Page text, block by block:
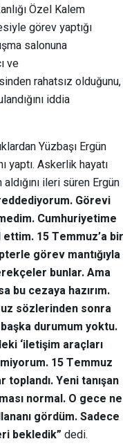
Özel Kalem
görev yaptığı
salonuna
ve
rahatsız olduğunu,
iddia
Yüzbaşı Ergün
yaptı. Askerlik hayatı
ileri süren Ergün
Görevi
Cumhuriyetime
15 Temmuz’a bir
görev mantığıyla
bunlar. Ama
bu cezaya hazırım.
sözlerinden sonra
durumum yoktu.
‘iletişim araçları
15 Temmuz
Yeni tanışan
normal. O gece ne
gördüm. Sadece
bekledik” dedi.